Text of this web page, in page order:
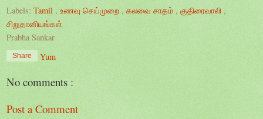
Labels: Tamil , உணவு செய்முறை , கலவை சாதம் , குதிரைவாலி ,
சிறுதானியங்கள்
Prabha Sankar
Share Yum
No comments :
Post a Comment